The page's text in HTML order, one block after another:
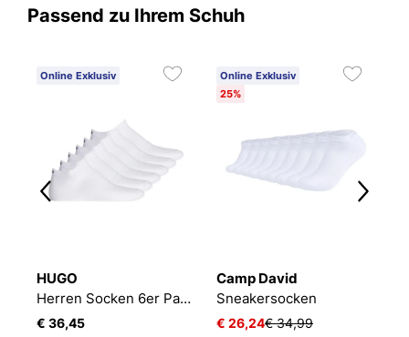
Passend zu Ihrem Schuh
Online Exklusiv
HUGO
Herren Socken 6er Pack 6P AS UNI CC 10260253 01
€ 36,45
Online Exklusiv
25%
Camp David
Sneakersocken
€ 26,24€ 34,99